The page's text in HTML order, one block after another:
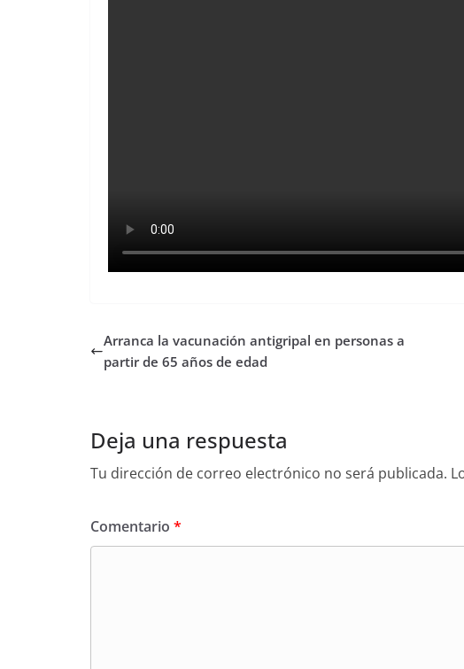
Arranca la vacunación antigripal en personas a
partir de 65 años de edad
Deja una respuesta
Tu dirección de correo electrónico no será publicada.
Comentario *